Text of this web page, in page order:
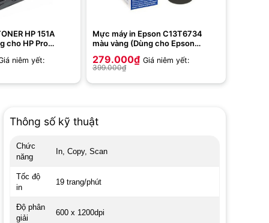
HP 151A
cho HP Pro
(Không chip)
niêm yết:
Mực máy in Epson C13T6734
màu vàng (Dùng cho Epson
279.000₫ Giá niêm yết:
399.000₫
Thông số kỹ thuật
Chức
năng
In, Copy, Scan
Tốc độ
in
19 trang/phút
Độ phân
giải
600 x 1200dpi